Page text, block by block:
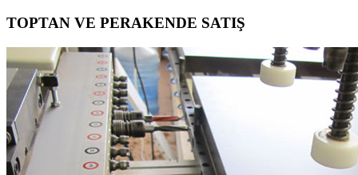
TOPTAN VE PERAKENDE SATIŞ